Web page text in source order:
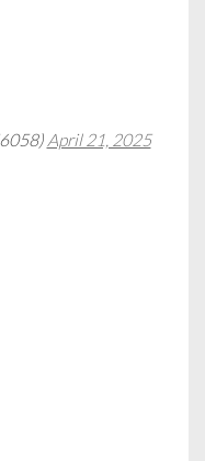
April 21, 2025